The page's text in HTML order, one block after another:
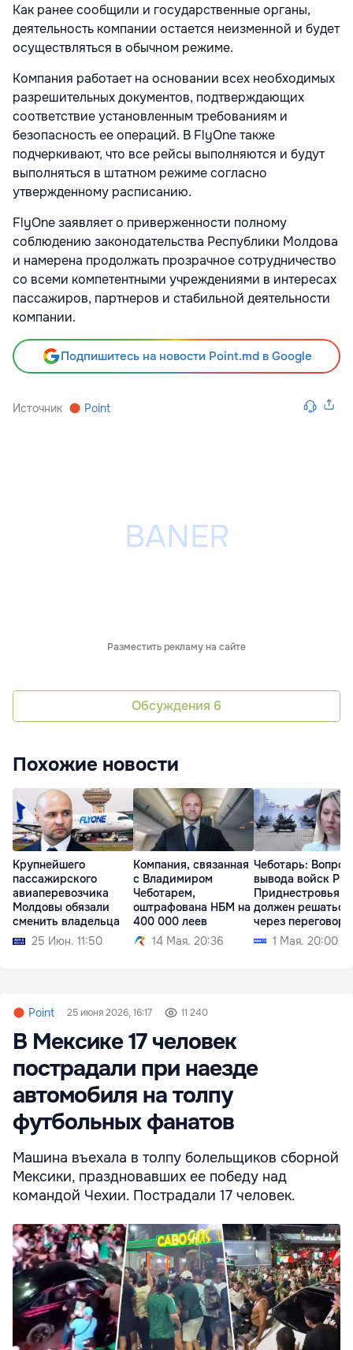
Как ранее сообщили и государственные органы,
деятельность компании остается неизменной и будет
осуществляться в обычном режиме.
Компания работает на основании всех необходимых
разрешительных документов, подтверждающих
соответствие установленным требованиям и
безопасность ее операций. В FlyOne также
подчеркивают, что все рейсы выполняются и будут
выполняться в штатном режиме согласно
утвержденному расписанию.
FlyOne заявляет о приверженности полному
соблюдению законодательства Республики Молдова
и намерена продолжать прозрачное сотрудничество
со всеми компетентными учреждениями в интересах
пассажиров, партнеров и стабильной деятельности
компании.
Подпишитесь на новости Point.md в Google
Источник Point
Разместить рекламу на сайте
Обсуждения 6
Похожие новости
Крупнейшего
пассажирского
авиаперевозчика
Молдовы обязали
сменить владельца
25 Июн. 11:50
Компания, связанная
с Владимиром
Чеботарем,
оштрафована НБМ на
400 000 леев
14 Мая. 20:36
Чеботарь: Вопрос
вывода войск РФ
Приднестровья
должен решаться
через переговоры
1 Мая. 20:00
Point 25 июня 2026, 16:17 11 240
В Мексике 17 человек
пострадали при наезде
автомобиля на толпу
футбольных фанатов
Машина въехала в толпу болельщиков сборной
Мексики, праздновавших ее победу над
командой Чехии. Пострадали 17 человек.